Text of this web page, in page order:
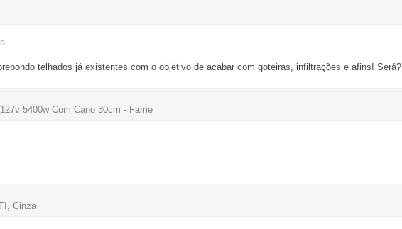
telhados já existentes com o objetivo de acabar com goteiras, infiltrações e afins! Será?
5400w Com Cano 30cm - Fame
Cinza